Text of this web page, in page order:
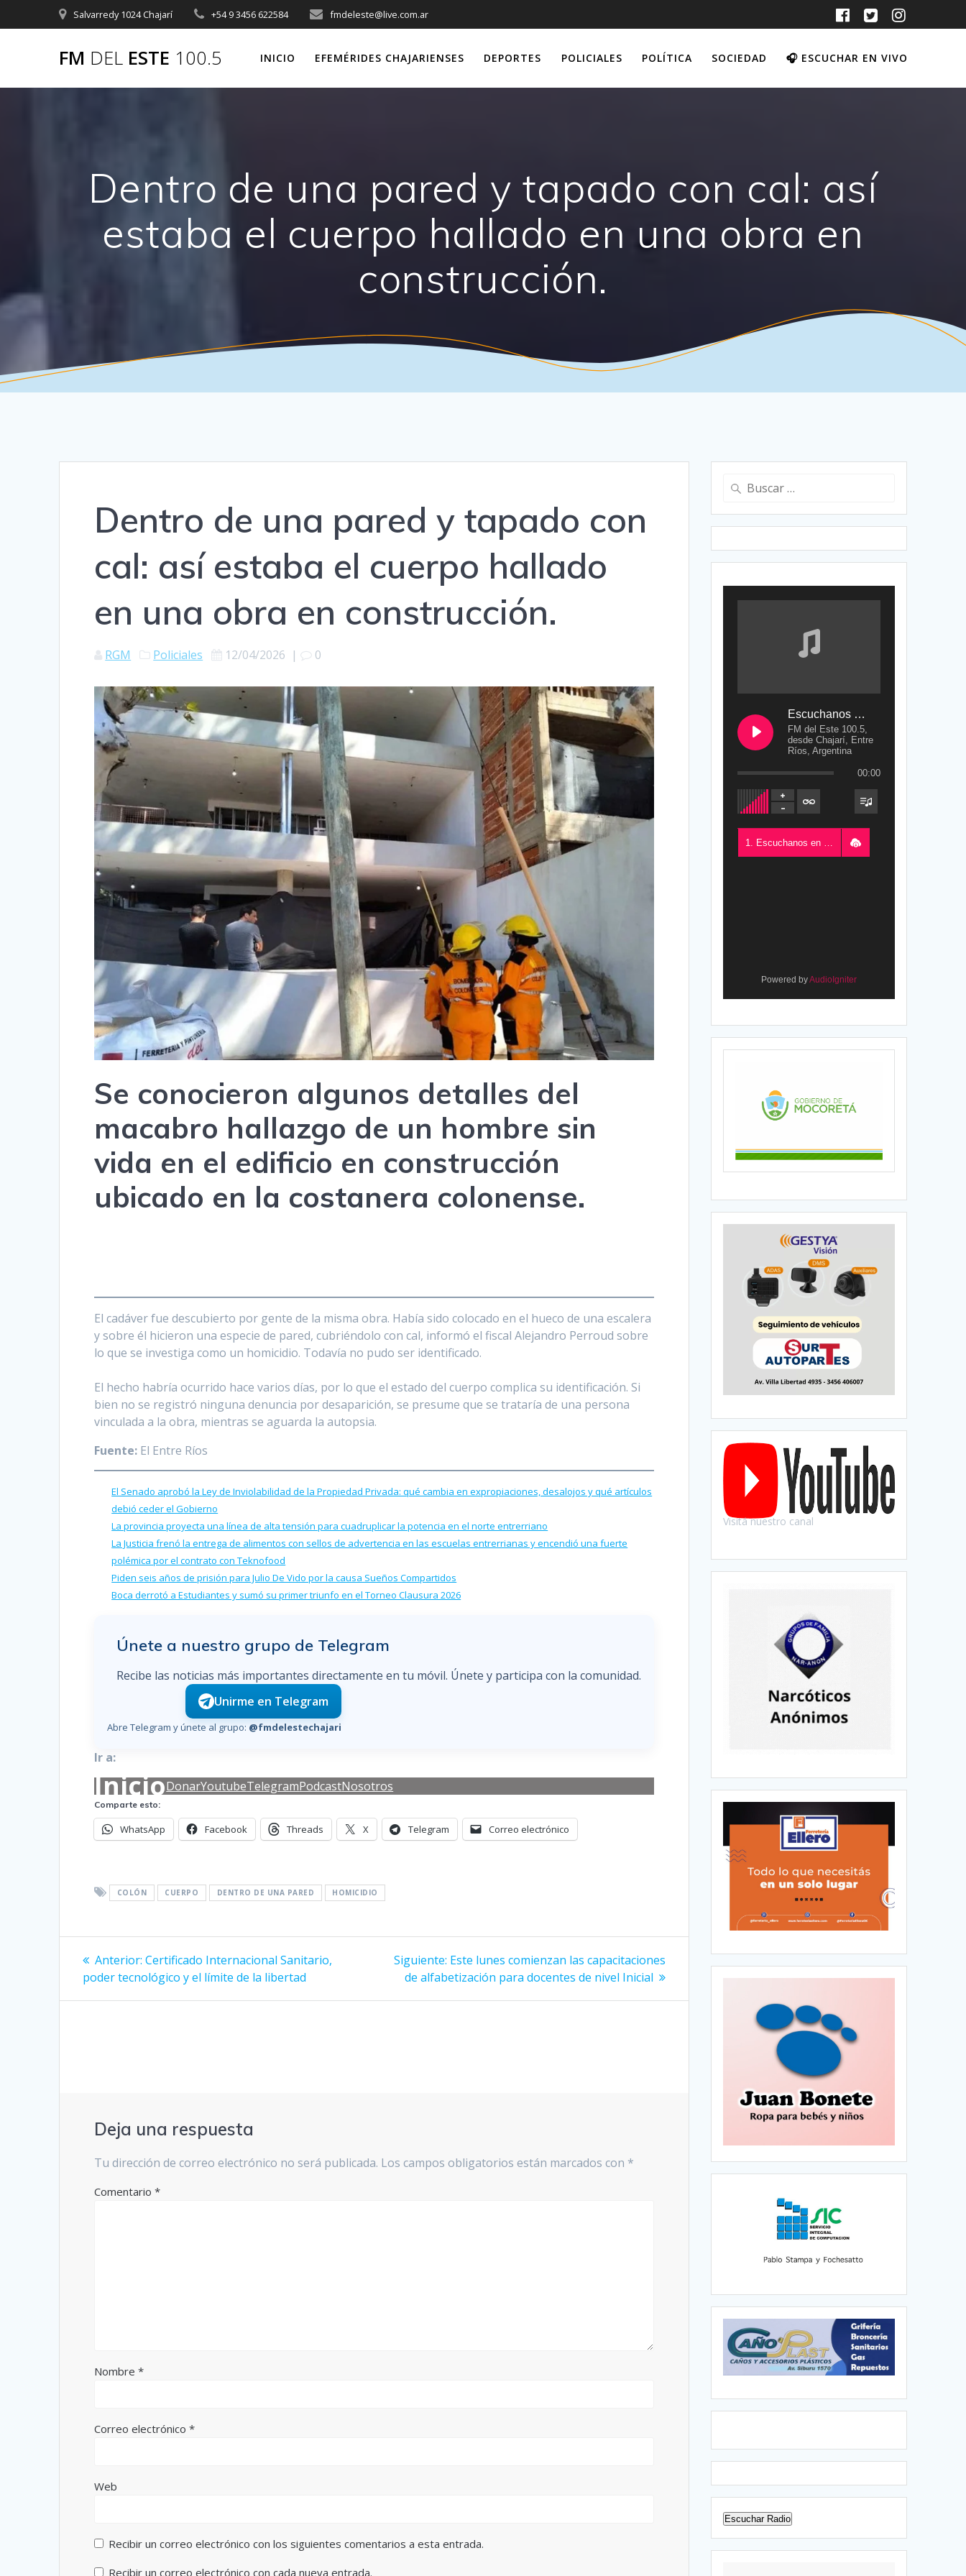
al
Salvarredy 1024 Chajarí +54 9 3456 622584 fmdeleste@live.com.ar
FM DEL ESTE 100.5 INICIO EFEMÉRIDES CHAJARIENSES DEPORTES POLICIALES POLÍTICA SOCIEDAD 🎧 ESCUCHAR EN VIVO
Dentro de una pared y tapado con cal: así
estaba el cuerpo hallado en una obra en
construcción.
Dentro de una pared y tapado con
cal: así estaba el cuerpo hallado
en una obra en construcción.
RGM Policiales 12/04/2026 | 0
Se conocieron algunos detalles del
macabro hallazgo de un hombre sin
vida en el edificio en construcción
ubicado en la costanera colonense.
El cadáver fue descubierto por gente de la misma obra. Había sido colocado en el hueco de una escalera
y sobre él hicieron una especie de pared, cubriéndolo con cal, informó el fiscal Alejandro Perroud sobre
lo que se investiga como un homicidio. Todavía no pudo ser identificado.
El hecho habría ocurrido hace varios días, por lo que el estado del cuerpo complica su identificación. Si
bien no se registró ninguna denuncia por desaparición, se presume que se trataría de una persona
vinculada a la obra, mientras se aguarda la autopsia.
Fuente: El Entre Ríos
El Senado aprobó la Ley de Inviolabilidad de la Propiedad Privada: qué cambia en expropiaciones, desalojos y qué artículos
debió ceder el Gobierno
La provincia proyecta una línea de alta tensión para cuadruplicar la potencia en el norte entrerriano
La Justicia frenó la entrega de alimentos con sellos de advertencia en las escuelas entrerrianas y encendió una fuerte
polémica por el contrato con Teknofood
Piden seis años de prisión para Julio De Vido por la causa Sueños Compartidos
Boca derrotó a Estudiantes y sumó su primer triunfo en el Torneo Clausura 2026
Únete a nuestro grupo de Telegram
Recibe las noticias más importantes directamente en tu móvil. Únete y participa con la comunidad.
Unirme en Telegram
Abre Telegram y únete al grupo: @fmdelestechajari
Ir a:
InicioDonarYoutubeTelegramPodcastNosotros
Comparte esto:
WhatsApp Facebook Threads X Telegram Correo electrónico
COLÓN CUERPO DENTRO DE UNA PARED HOMICIDIO
Navegación
de
Anterior: Entrada
anterior:
Certificado Internacional Sanitario,
poder tecnológico y el límite de la libertad
Siguiente: Siguiente
entrada:
Este lunes comienzan las capacitaciones
de alfabetización para docentes de nivel Inicial
Deja una respuesta
Tu dirección de correo electrónico no será publicada. Los campos obligatorios están marcados con *
Comentario*
Nombre*
Correo electrónico*
Web
Recibir un correo electrónico con los siguientes comentarios a esta entrada.
Recibir un correo electrónico con cada nueva entrada.
Buscar:
Escuchanos en Vivo
FM del Este 100.5,
desde Chajarí, Entre
Ríos, Argentina
00:00
1. Escuchanos en Vivo - FM del Este 100.5, desde Chajarí, Entre Ríos, Argentina
Powered byAudioIgniter
Visitá nuestro canal
Escuchar Radio